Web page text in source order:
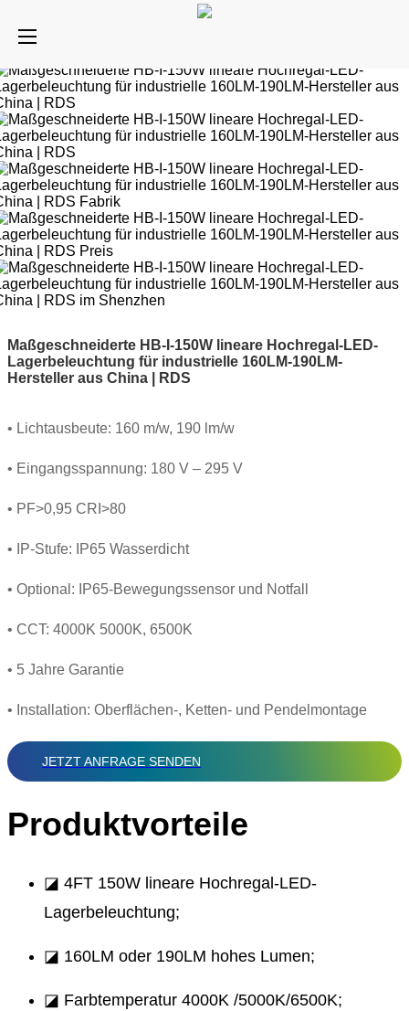
Maßgeschneiderte HB-I-150W lineare Hochregal-LED-
Lagerbeleuchtung für industrielle 160LM-190LM-
Hersteller aus China | RDS
• Lichtausbeute: 160 m/w, 190 lm/w
• Eingangsspannung: 180 V – 295 V
• PF>0,95 CRI>80
• IP-Stufe: IP65 Wasserdicht
• Optional: IP65-Bewegungssensor und Notfall
• CCT: 4000K 5000K, 6500K
• 5 Jahre Garantie
• Installation: Oberflächen-, Ketten- und Pendelmontage
JETZT ANFRAGE SENDEN
Produktvorteile
◪ 4FT 150W lineare Hochregal-LED-
Lagerbeleuchtung;
◪ 160LM oder 190LM hohes Lumen;
◪ Farbtemperatur 4000K /5000K/6500K;